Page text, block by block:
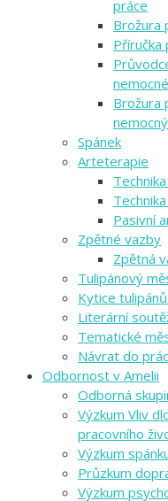
práce
Brožura
Příručka
Brožura
Spánek
Arteterapie
Pasivní
Zpětné vazby
Zpětná
Tulipánový
Kytice
Literární
Tematické
Návrat do
Odbornost v Amelii
Odborná
Výzkum Vliv
pracovního
Výzkum
Průzkum
Výzkum